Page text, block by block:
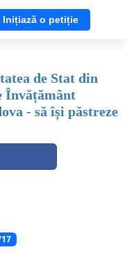
Inițiază o petiție
de Stat din
Învățământ
- să își păstreze